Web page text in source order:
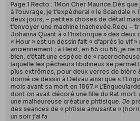
Page 1 Recto : 1Mon Cher Maurice.Dès
à l’ouvrage, je t’expédierai « le Scandale
deux jours, – petites choses de détail
t’envoyer une machine inachevée.Reçu –
Johanna.Quant à « l’historique » des deux
« Hour » est un dessin fait « d’après le vif »
anciennement ; à Heist, en 65 ou 66, je ne
bien, c’était une espèce de «
laquelle les pêcheurs libidineux se
plus extrêmes, pour deux verres de bière
donné ce dessin à Delvau ainsi que «
mois avant sa mort en 1867.«
dont on avait décoré une fille du Rat mort.
une malheureuse créature phtisique. Je
des seances de « phtisie amusante »
un soir j’ai fa